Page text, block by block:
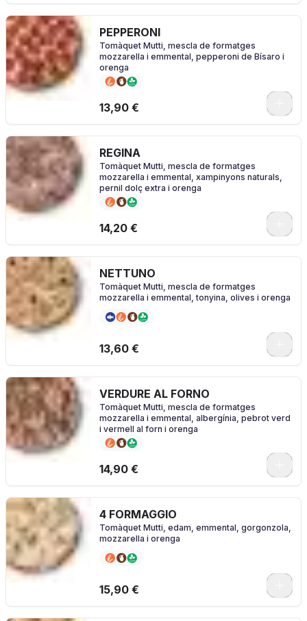
PEPPERONI
Tomàquet Mutti, mescla de formatges
mozzarella i emmental, pepperoni de Bísaro i
orenga
13,90 €
REGINA
Tomàquet Mutti, mescla de formatges
mozzarella i emmental, xampinyons naturals,
pernil dolç extra i orenga
14,20 €
NETTUNO
Tomàquet Mutti, mescla de formatges
mozzarella i emmental, tonyina, olives i orenga
13,60 €
VERDURE AL FORNO
Tomàquet Mutti, mescla de formatges
mozzarella i emmental, albergínia, pebrot verd
i vermell al forn i orenga
14,90 €
4 FORMAGGIO
Tomàquet Mutti, edam, emmental, gorgonzola,
mozzarella i orenga
15,90 €